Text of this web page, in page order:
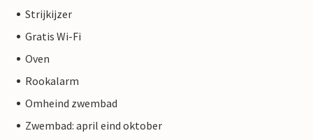
Strijkijzer
Gratis Wi-Fi
Oven
Rookalarm
Omheind zwembad
Zwembad: april eind oktober